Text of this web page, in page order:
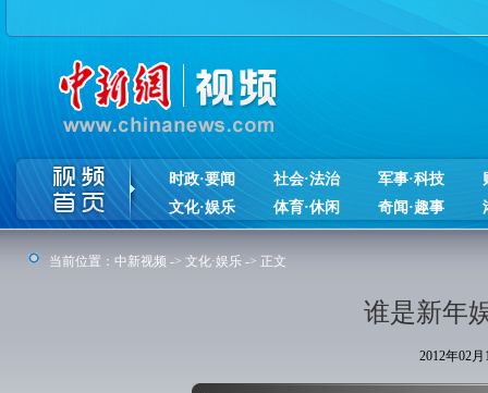
时政·要闻 社会·法治 军事·科技
文化·娱乐
体育·休闲 奇闻·趣事
当前位置： 中新视频 -> 文化·娱乐 -> 正文
谁是新年
2012年02